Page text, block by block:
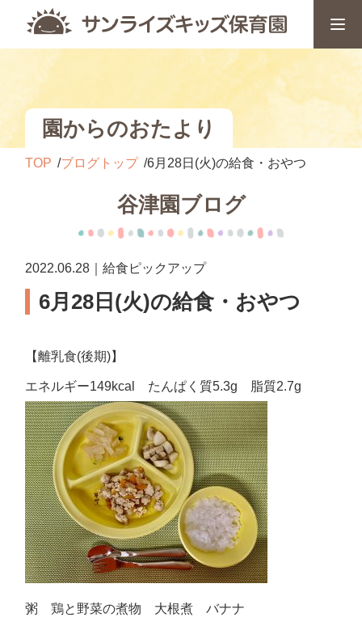
園からのおたより
TOP ブログトップ 6月28日(火)の給食・おやつ
谷津園ブログ
2022.06.28｜給食ピックアップ
6月28日(火)の給食・おやつ
【離乳食(後期)】
エネルギー149kcal たんぱく質5.3g 脂質2.7g
粥 鶏と野菜の煮物 大根煮 バナナ